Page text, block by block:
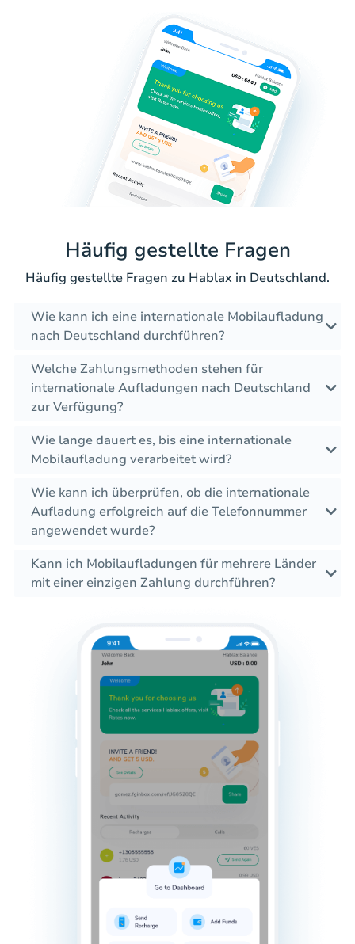
Häufig gestellte Fragen
Häufig gestellte Fragen zu Hablax in Deutschland.
Wie kann ich eine internationale Mobilaufladung
nach Deutschland durchführen?
Welche Zahlungsmethoden stehen für
internationale Aufladungen nach Deutschland
zur Verfügung?
Wie lange dauert es, bis eine internationale
Mobilaufladung verarbeitet wird?
Wie kann ich überprüfen, ob die internationale
Aufladung erfolgreich auf die Telefonnummer
angewendet wurde?
Kann ich Mobilaufladungen für mehrere Länder
mit einer einzigen Zahlung durchführen?